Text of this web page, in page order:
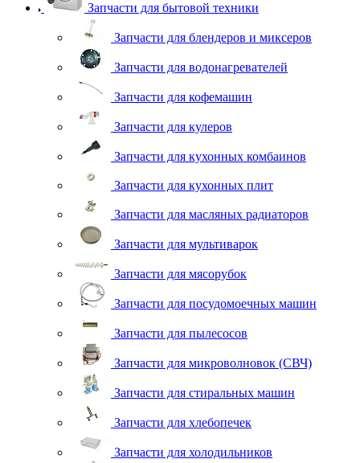
Запчасти для бытовой техники
Запчасти для блендеров и миксеров
Запчасти для водонагревателей
Запчасти для кофемашин
Запчасти для кулеров
Запчасти для кухонных комбаинов
Запчасти для кухонных плит
Запчасти для масляных радиаторов
Запчасти для мультиварок
Запчасти для мясорубок
Запчасти для посудомоечных машин
Запчасти для пылесосов
Запчасти для микроволновок (СВЧ)
Запчасти для стиральных машин
Запчасти для хлебопечек
Запчасти для холодильников